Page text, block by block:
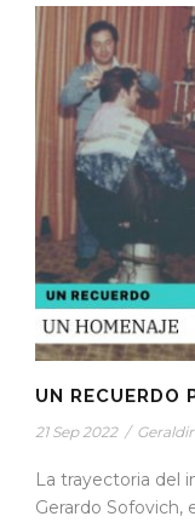
UN RECUERDO
21 Sep 2022 /
La trayectoria del
Gerardo Sofovich,